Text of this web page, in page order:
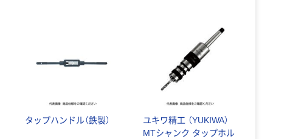
タップハンドル（鉄製）
ユキワ精工 （YUKIWA）
MTシャンク タップホル